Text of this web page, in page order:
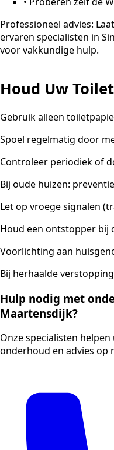
Professioneel advies:
ervaren specialisten in
voor vakkundige hulp.
Houd Uw
Gebruik alleen
Spoel regelmatig door
Controleer periodiek of
Bij oude huizen:
Let op vroege signalen
Houd een ontstopper bij
Voorlichting aan
Bij herhaalde
Hulp nodig met
Maartensdijk?
Onze specialisten
onderhoud en advies op